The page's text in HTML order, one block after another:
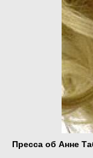
Пресса об Анне